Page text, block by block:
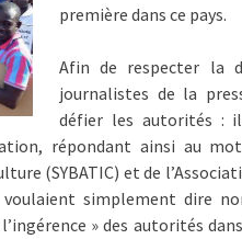
première dans ce pays.
Afin de respecter la
journalistes de la
défier les autorités :
répondant ainsi au mot
(SYBATIC) et de
voulaient simplement dire
» des autorités